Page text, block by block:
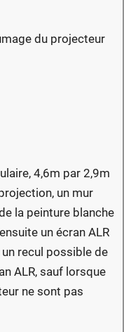
du projecteur
4,6m par 2,9m
un mur
la peinture blanche
un écran ALR
recul possible de
ALR, sauf lorsque
ne sont pas